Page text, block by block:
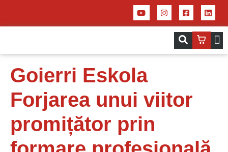
Goierri Eskola
Forjarea unui viitor
promițător prin